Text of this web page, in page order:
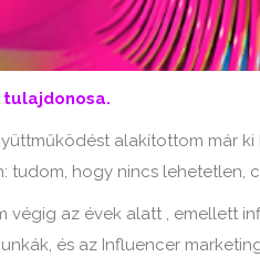
tulajdonosa.
alakítottom már
tudom, hogy nincs lehetetlen,
az évek alatt , emellett
és az Influencer